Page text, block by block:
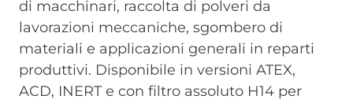
di macchinari, raccolta di polveri da
lavorazioni meccaniche, sgombero di
materiali e applicazioni generali in reparti
produttivi. Disponibile in versioni ATEX,
ACD, INERT e con filtro assoluto H14 per